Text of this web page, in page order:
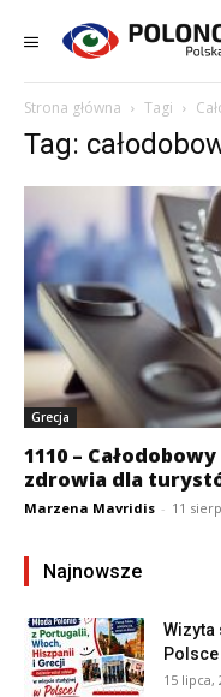
Strona główna Tagi
Tag:
Grecja
1110 –
zdrowia dla
Marzena Mavridis - 11
Najnowsze
Wizyta
Polsce
15 lipca,